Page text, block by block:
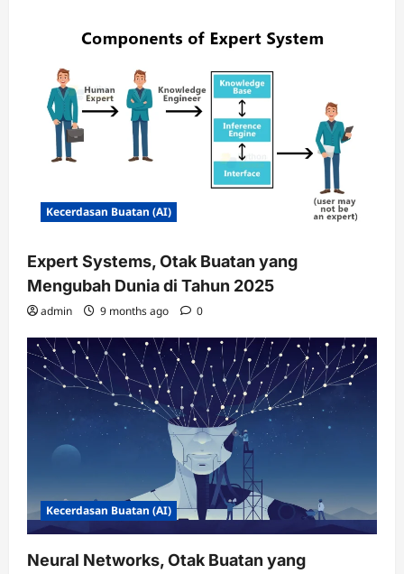
Kecerdasan Buatan (AI)
Expert Systems, Otak Buatan yang
Mengubah Dunia di Tahun 2025
admin 9 months ago 0
Kecerdasan Buatan (AI)
Neural Networks, Otak Buatan yang